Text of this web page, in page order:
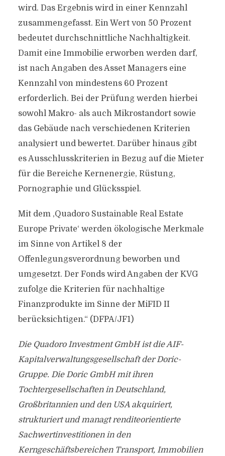
wird. Das Ergebnis wird in einer Kennzahl
zusammengefasst. Ein Wert von 50 Prozent
bedeutet durchschnittliche Nachhaltigkeit.
Damit eine Immobilie erworben werden darf,
ist nach Angaben des Asset Managers eine
Kennzahl von mindestens 60 Prozent
erforderlich. Bei der Prüfung werden hierbei
sowohl Makro- als auch Mikrostandort sowie
das Gebäude nach verschiedenen Kriterien
analysiert und bewertet. Darüber hinaus gibt
es Ausschlusskriterien in Bezug auf die Mieter
für die Bereiche Kernenergie, Rüstung,
Pornographie und Glücksspiel.
Mit dem ,Quadoro Sustainable Real Estate
Europe Private‘ werden ökologische Merkmale
im Sinne von Artikel 8 der
Offenlegungsverordnung beworben und
umgesetzt. Der Fonds wird Angaben der KVG
zufolge die Kriterien für nachhaltige
Finanzprodukte im Sinne der MiFID II
berücksichtigen.“ (DFPA/JF1)
Die Quadoro Investment GmbH ist die AIF-
Kapitalverwaltungsgesellschaft der Doric-
Gruppe. Die Doric GmbH mit ihren
Tochtergesellschaften in Deutschland,
Großbritannien und den USA akquiriert,
strukturiert und managt renditeorientierte
Sachwertinvestitionen in den
Kerngeschäftsbereichen Transport, Immobilien